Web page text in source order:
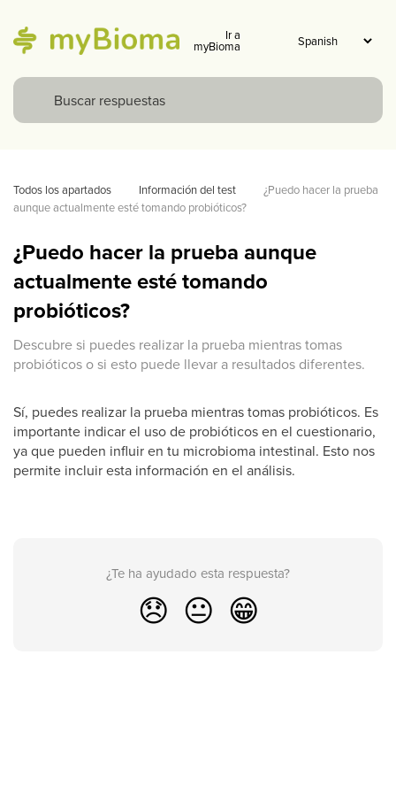
Ir a
myBioma
Todos los apartados Información del test
¿Puedo hacer la prueba
aunque actualmente esté tomando probióticos?
¿Puedo hacer la prueba aunque
actualmente esté tomando
probióticos?
Descubre si puedes realizar la prueba mientras tomas
probióticos o si esto puede llevar a resultados diferentes.
Sí, puedes realizar la prueba mientras tomas probióticos. Es
importante indicar el uso de probióticos en el cuestionario,
ya que pueden influir en tu microbioma intestinal. Esto nos
permite incluir esta información en el análisis.
¿Te ha ayudado esta respuesta?
😞 😐 😁